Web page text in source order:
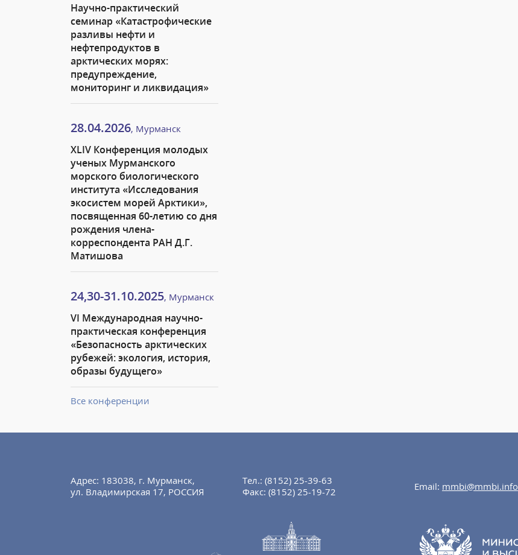
Научно-практический
семинар «Катастрофические
разливы нефти и
нефтепродуктов в
арктических морях:
предупреждение,
мониторинг и ликвидация»
28.04.2026, Мурманск
XLIV Конференция молодых
ученых Мурманского
морского биологического
института «Исследования
экосистем морей Арктики»,
посвященная 60-летию со дня
рождения члена-
корреспондента РАН Д.Г.
Матишова
24,30-31.10.2025, Мурманск
VI Международная научно-
практическая конференция
«Безопасность арктических
рубежей: экология, история,
образы будущего»
Все конференции
Адрес: 183038, г. Мурманск,
ул. Владимирская 17, РОССИЯ
Тел.: (8152) 25-39-63
Факс: (8152) 25-19-72 Email: mmbi@mmbi.info